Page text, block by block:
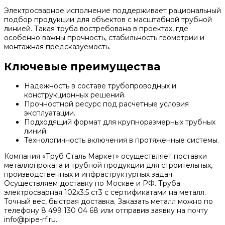
Электросварное исполнение поддерживает рациональный
подбор продукции для объектов с масштабной трубной
линией. Такая труба востребована в проектах, где
особенно важны прочность, стабильность геометрии и
монтажная предсказуемость.
Ключевые преимущества
Надежность в составе трубопроводных и
конструкционных решений.
Прочностной ресурс под расчетные условия
эксплуатации.
Подходящий формат для крупноразмерных трубных
линий.
Технологичность включения в протяженные системы.
Компания «Труб Сталь Маркет» осуществляет поставки
металлопроката и трубной продукции для строительных,
производственных и инфраструктурных задач.
Осуществляем доставку по Москве и РФ. Труба
электросварная 102х3.5 ст3 с сертификатами на металл.
Точный вес, быстрая доставка. Заказать металл можно по
телефону 8 499 130 04 68 или отправив заявку на почту
info@pipe-rf.ru.